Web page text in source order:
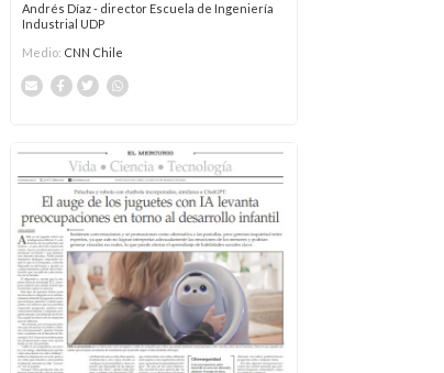
Andrés Díaz - director Escuela de Ingeniería
Industrial UDP
Medio: CNN Chile